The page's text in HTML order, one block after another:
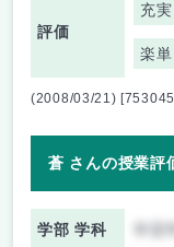
評価
充実
楽単
(2008/03/21)
蒼 さんの授業評
学部 学科